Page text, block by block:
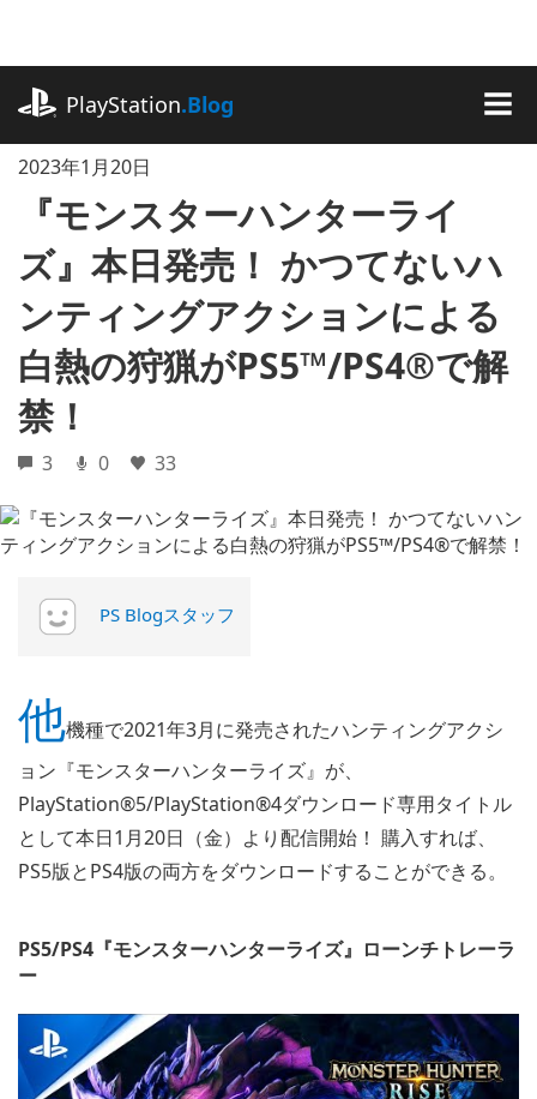
に
ッ
PlayStation.Blog
2023年1月20日
『モンスターハンターライ
ズ』本日発売！ かつてないハ
ンティングアクションによる
白熱の狩猟がPS5™/PS4®で解
禁！
3 0 33
PS Blogスタッフ
他機種で2021年3月に発売されたハンティングアクシ
ョン『モンスターハンターライズ』が、
PlayStation®5/PlayStation®4ダウンロード専用タイトル
として本日1月20日（金）より配信開始！ 購入すれば、
PS5版とPS4版の両方をダウンロードすることができる。
PS5/PS4『モンスターハンターライズ』ローンチトレーラ
ー